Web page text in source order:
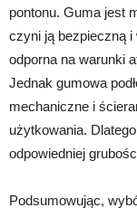
pontonu. Guma jest
czyni ją bezpieczną i
odporna na warunki
Jednak gumowa
mechaniczne i
użytkowania.
odpowiedniej
Podsumowując,